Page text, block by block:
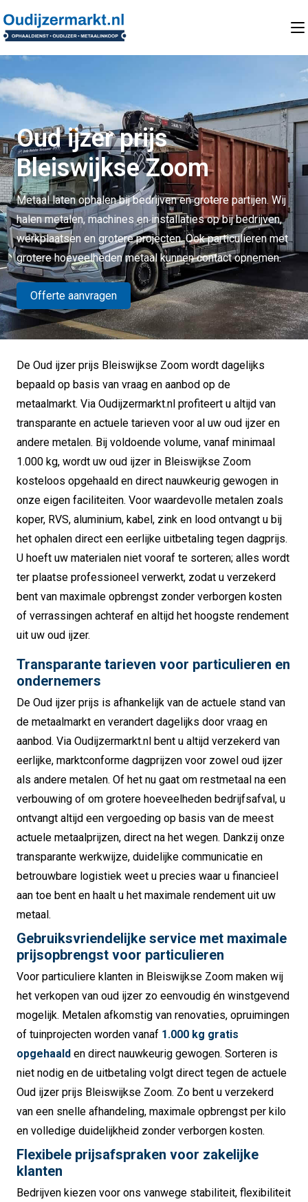
Oud ijzer prijs
Bleiswijkse Zoom
Metaal laten ophalen bij bedrijven en grotere partijen. Wij
halen metalen, machines en installaties op bij bedrijven,
werkplaatsen en grotere projecten. Ook particulieren met
grotere hoeveelheden metaal kunnen contact opnemen.
Offerte aanvragen
De Oud ijzer prijs Bleiswijkse Zoom wordt dagelijks
bepaald op basis van vraag en aanbod op de
metaalmarkt. Via Oudijzermarkt.nl profiteert u altijd van
transparante en actuele tarieven voor al uw oud ijzer en
andere metalen. Bij voldoende volume, vanaf minimaal
1.000 kg, wordt uw oud ijzer in Bleiswijkse Zoom
kosteloos opgehaald en direct nauwkeurig gewogen in
onze eigen faciliteiten. Voor waardevolle metalen zoals
koper, RVS, aluminium, kabel, zink en lood ontvangt u bij
het ophalen direct een eerlijke uitbetaling tegen dagprijs.
U hoeft uw materialen niet vooraf te sorteren; alles wordt
ter plaatse professioneel verwerkt, zodat u verzekerd
bent van maximale opbrengst zonder verborgen kosten
of verrassingen achteraf en altijd het hoogste rendement
uit uw oud ijzer.
Transparante tarieven voor particulieren en
ondernemers
De Oud ijzer prijs is afhankelijk van de actuele stand van
de metaalmarkt en verandert dagelijks door vraag en
aanbod. Via Oudijzermarkt.nl bent u altijd verzekerd van
eerlijke, marktconforme dagprijzen voor zowel oud ijzer
als andere metalen. Of het nu gaat om restmetaal na een
verbouwing of om grotere hoeveelheden bedrijfsafval, u
ontvangt altijd een vergoeding op basis van de meest
actuele metaalprijzen, direct na het wegen. Dankzij onze
transparante werkwijze, duidelijke communicatie en
betrouwbare logistiek weet u precies waar u financieel
aan toe bent en haalt u het maximale rendement uit uw
metaal.
Gebruiksvriendelijke service met maximale
prijsopbrengst voor particulieren
Voor particuliere klanten in Bleiswijkse Zoom maken wij
het verkopen van oud ijzer zo eenvoudig én winstgevend
mogelijk. Metalen afkomstig van renovaties, opruimingen
of tuinprojecten worden vanaf 1.000 kg gratis
opgehaald en direct nauwkeurig gewogen. Sorteren is
niet nodig en de uitbetaling volgt direct tegen de actuele
Oud ijzer prijs Bleiswijkse Zoom. Zo bent u verzekerd
van een snelle afhandeling, maximale opbrengst per kilo
en volledige duidelijkheid zonder verborgen kosten.
Flexibele prijsafspraken voor zakelijke
klanten
Bedrijven kiezen voor ons vanwege stabiliteit, flexibiliteit